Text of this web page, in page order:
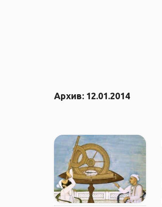
Архив: 12.01.2014